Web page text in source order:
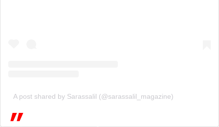
A post shared by Sarassalil (@sarassalil_magazine)